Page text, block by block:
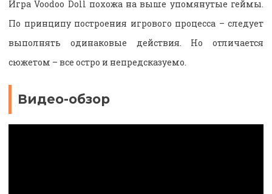
Игра Voodoo Doll похожа на выше упомянутые геймы.
По принципу построения игрового процесса – следует
выполнять одинаковые действия. Но отличается
сюжетом – все остро и непредсказуемо.
Видео-обзор